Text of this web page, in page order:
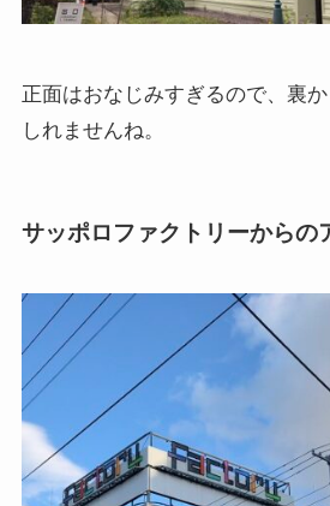
正面はおなじみすぎるので、裏
しれませんね。
サッポロファクトリーからの